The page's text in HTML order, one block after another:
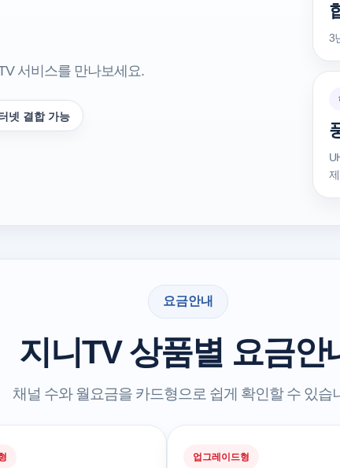
서비스를 만나보세요.
넷 결합 가능
3
요금안내
지니TV 상품별 요금안
채널 수와 월요금을 카드형으로 쉽게 확인할 수 있습
업그레이드형